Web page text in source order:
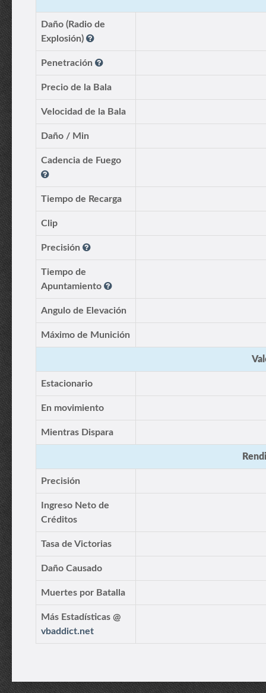
Daño (Radio de
Explosión)
Penetración
Precio de la Bala
Velocidad de la Bala
Daño / Min
Cadencia de Fuego
Tiempo de Recarga
Clip
Precisión
Tiempo de
Apuntamiento
Angulo de Elevación
Máximo de Munición
Estacionario
En movimiento
Mientras Dispara
Precisión
Ingreso Neto de
Créditos
Tasa de Victorias
Daño Causado
Muertes por Batalla
Más Estadísticas @
vbaddict.net